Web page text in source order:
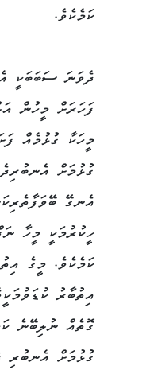
ކަމެކެވެ.
ދެވަނަ ސަބަބަކީ
ފަހަރަށް މީހުން
މީހަކާ ގުޅުމެއް
ގުޅުމަށް
އެނގޭ
ހީކުރުމަކީ މީހާ
ކަމެކެވެ. މީގެ
އިތުބާރު
ގޮތެއް ނުލިބޭނެ
ގުޅުމަށް އެނބުރި